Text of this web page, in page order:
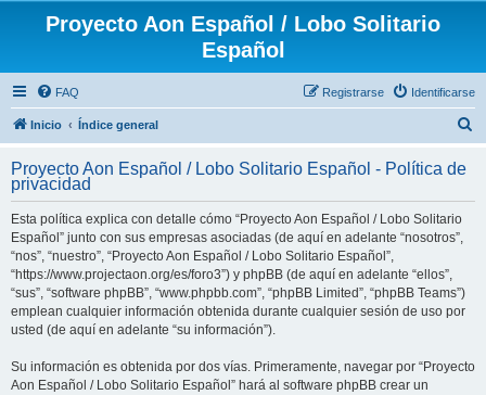
Proyecto Aon Español / Lobo Solitario
Español
FAQ Identificarse
Registrarse
Inicio Índice general
c
Proyecto Aon Español / Lobo Solitario Español - Política de
privacidad
Esta política explica con detalle cómo “Proyecto Aon Español / Lobo Solitario
Español” junto con sus empresas asociadas (de aquí en adelante “nosotros”,
“nos”, “nuestro”, “Proyecto Aon Español / Lobo Solitario Español”,
“https://www.projectaon.org/es/foro3”) y phpBB (de aquí en adelante “ellos”,
“sus”, “software phpBB”, “www.phpbb.com”, “phpBB Limited”, “phpBB Teams”)
emplean cualquier información obtenida durante cualquier sesión de uso por
usted (de aquí en adelante “su información”).
Su información es obtenida por dos vías. Primeramente, navegar por “Proyecto
Aon Español / Lobo Solitario Español” hará al software phpBB crear un